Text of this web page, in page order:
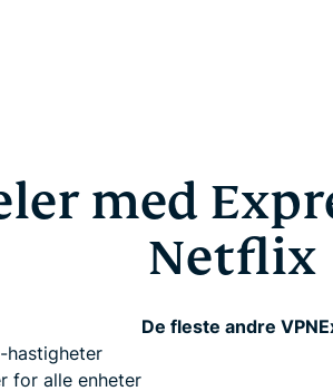
med
Netflix
De fleste andre VPN
hastigheter
for alle enheter